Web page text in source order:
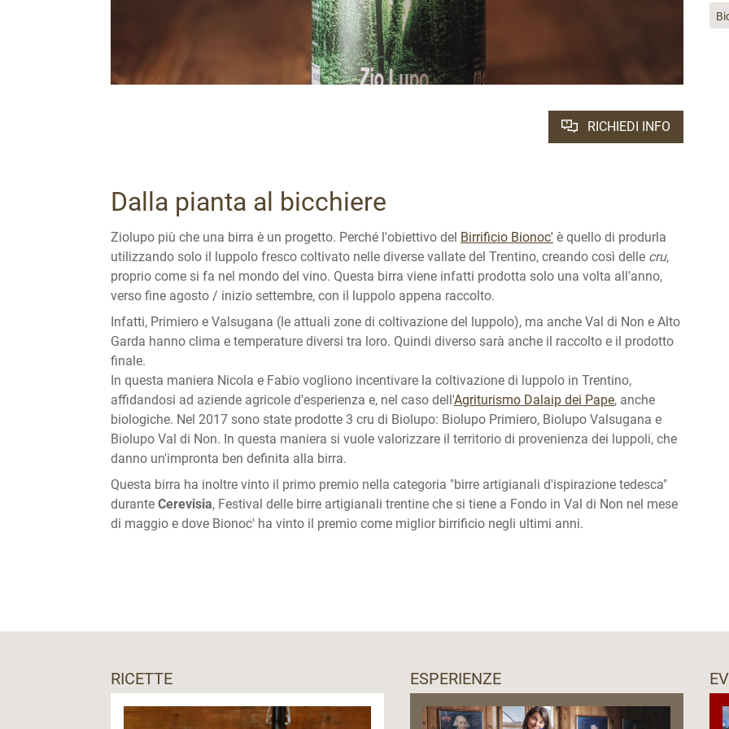
RICHIEDI INFO
Dalla pianta al bicchiere
Ziolupo più che una birra è un progetto. Perché l'obiettivo del Birrificio Bionoc' è quello di produrla
utilizzando solo il luppolo fresco coltivato nelle diverse vallate del Trentino, creando così delle cru,
proprio come si fa nel mondo del vino. Questa birra viene infatti prodotta solo una volta all'anno,
verso fine agosto / inizio settembre, con il luppolo appena raccolto.
Infatti, Primiero e Valsugana (le attuali zone di coltivazione del luppolo), ma anche Val di Non e Alto
Garda hanno clima e temperature diversi tra loro. Quindi diverso sarà anche il raccolto e il prodotto
finale.
In questa maniera Nicola e Fabio vogliono incentivare la coltivazione di luppolo in Trentino,
affidandosi ad aziende agricole d'esperienza e, nel caso dell'Agriturismo Dalaip dei Pape, anche
biologiche. Nel 2017 sono state prodotte 3 cru di Biolupo: Biolupo Primiero, Biolupo Valsugana e
Biolupo Val di Non. In questa maniera si vuole valorizzare il territorio di provenienza dei luppoli, che
danno un'impronta ben definita alla birra.
Questa birra ha inoltre vinto il primo premio nella categoria "birre artigianali d'ispirazione tedesca"
durante Cerevisia, Festival delle birre artigianali trentine che si tiene a Fondo in Val di Non nel mese
di maggio e dove Bionoc' ha vinto il premio come miglior birrificio negli ultimi anni.
RICETTE ESPERIENZE